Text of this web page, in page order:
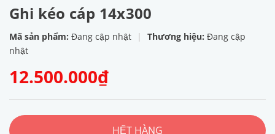
Ghi kéo cáp 14x300
Mã sản phẩm: Đang cập nhật | Thương hiệu: Đang cập
nhật
12.500.000₫
HẾT HÀNG